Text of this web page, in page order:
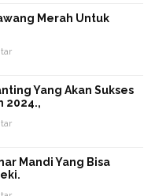
Merah Untuk
Yang Akan Sukses
2024.,
Mandi Yang Bisa